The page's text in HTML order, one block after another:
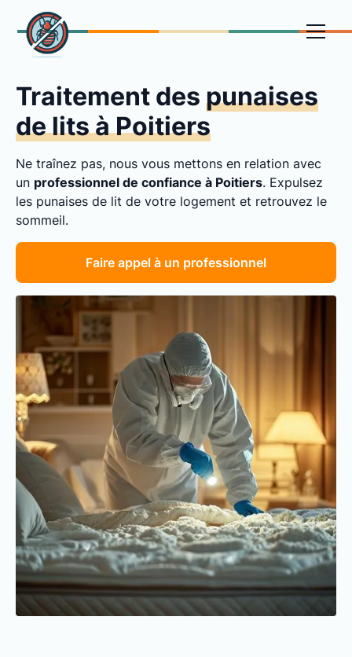
Traitement des punaises
de lits à Poitiers
Ne traînez pas, nous vous mettons en relation avec
un professionnel de confiance à Poitiers. Expulsez
les punaises de lit de votre logement et retrouvez le
sommeil.
Faire appel à un professionnel